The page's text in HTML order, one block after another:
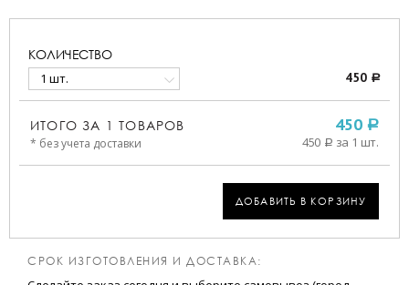
КОЛИЧЕСТВО
1 шт. 450 a
ИТОГО ЗА 1 ТОВАРОВ
* без учета доставки
450 a
450 a за 1 шт.
ДОБАВИТЬ В КОРЗИНУ
СРОК ИЗГОТОВЛЕНИЯ И ДОСТАВКА: